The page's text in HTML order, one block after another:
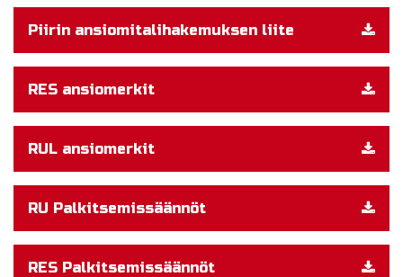
Piirin ansiomitalihakemuksen liite
RES ansiomerkit
RUL ansiomerkit
RU Palkitsemissäännöt
RES Palkitsemissäännöt